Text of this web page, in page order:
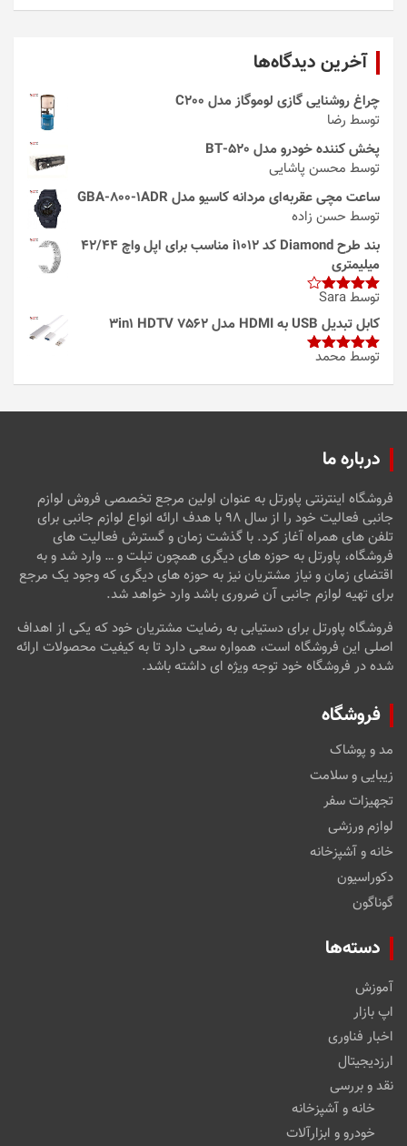
آخرین دیدگاه‌ها
چراغ روشنایی گازی لوموگاز مدل C200
توسط رضا
پخش کننده خودرو مدل 520-BT
توسط محسن پاشایی
ساعت مچی عقربه‌ای مردانه کاسیو مدل GBA-800-1ADR
توسط حسن زاده
بند طرح Diamond کد i1012 مناسب برای اپل واچ 42/44
میلیمتری
امتیاز4
از 5
توسط Sara
کابل تبدیل USB به HDMI مدل 3in1 HDTV 7562
امتیاز5از
توسط محمد
درباره ما
فروشگاه اینترنتی پاورتل به عنوان اولین مرجع تخصصی فروش لوازم
جانبی فعالیت خود را از سال ۹۸ با هدف ارائه انواع لوازم جانبی برای
تلفن های همراه آغاز کرد. با گذشت زمان و گسترش فعالیت های
فروشگاه، پاورتل به حوزه های دیگری همچون تبلت و … وارد شد و به
اقتضای زمان و نیاز مشتریان نیز به حوزه های دیگری که وجود یک مرجع
برای تهیه لوازم جانبی آن ضروری باشد وارد خواهد شد.
فروشگاه پاورتل برای دستیابی به رضایت مشتریان خود که یکی از اهداف
اصلی این فروشگاه است، همواره سعی دارد تا به کیفیت محصولات ارائه
شده در فروشگاه خود توجه ویژه ای داشته باشد.
فروشگاه
مد و پوشاک
زیبایی و سلامت
تجهیزات سفر
لوازم ورزشی
خانه و آشپزخانه
دکوراسیون
گوناگون
دسته‌ها
آموزش
اپ بازار
اخبار فناوری
ارزدیجیتال
نقد و بررسی
خانه و آشپزخانه
خودرو و ابزارآلات